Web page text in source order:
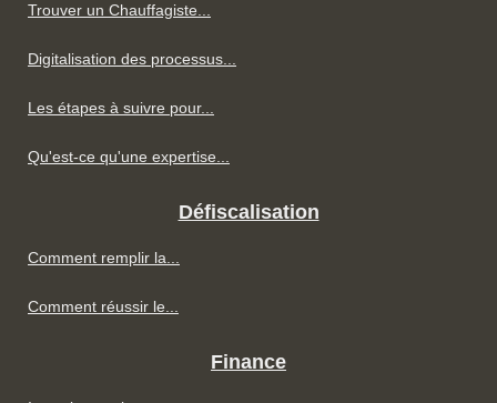
Trouver un Chauffagiste...
Digitalisation des processus...
Les étapes à suivre pour...
Qu'est-ce qu'une expertise...
Défiscalisation
Comment remplir la...
Comment réussir le...
Finance